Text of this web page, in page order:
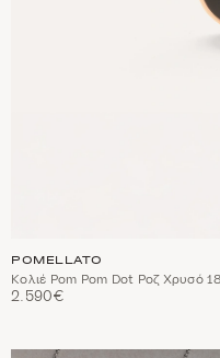
POMELLATO
Κολιέ Pom Pom Dot Ροζ Χρυσό
2.590€